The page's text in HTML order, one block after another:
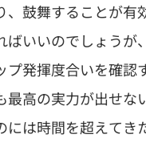
、鼓舞することが有
いいのでしょうが、
プ発揮度合いを確認
最高の実力が出せな
には時間を超えてき